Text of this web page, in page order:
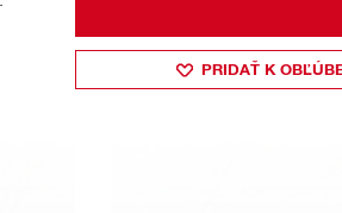
PRIDAŤ K